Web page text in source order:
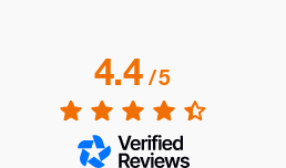
4.4/5